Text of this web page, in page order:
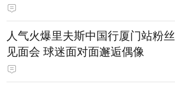
人气火爆里夫斯中国行厦门站粉丝
见面会 球迷面对面邂逅偶像